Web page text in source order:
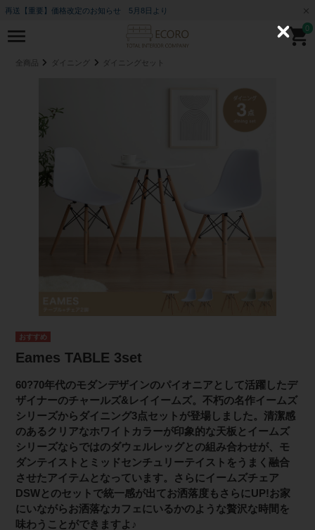
再送【重要】価格改定のお知らせ 5月8日より
0
全商品 ダイニング ダイニングセット
Eames TABLE 3set
60?70年代のモダンデザインのパイオニアとして活躍したデ
ザイナーのチャールズ&レイイームズ。不朽の名作イームズ
シリーズからダイニング3点セットが登場しました。清潔感
のあるクリアなホワイトカラーが印象的な天板とイームズ
シリーズならではのダウェルレッグとの組み合わせが、モ
ダンテイストとミッドセンチュリーテイストをうまく融合
させたアイテムとなっています。さらにイームズチェア
DSWとのセットで統一感が出てお洒落度もさらにUP!お家
にいながらお洒落なカフェにいるかのような贅沢な時間を
味わうことができますよ♪
C